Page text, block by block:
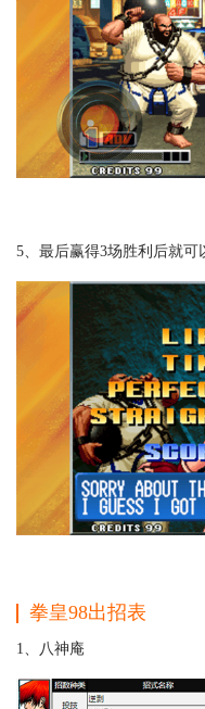
5、最后赢得3场胜利后就可
拳皇98出招表
1、八神庵